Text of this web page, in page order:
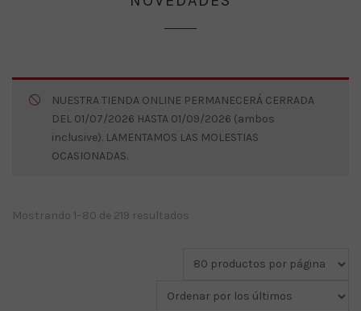
NUESTRA TIENDA ONLINE PERMANECERÁ CERRADA
DEL 01/07/2026 HASTA 01/09/2026 (ambos
inclusive). LAMENTAMOS LAS MOLESTIAS
OCASIONADAS.
Mostrando 1–80 de 219 resultados
últimos